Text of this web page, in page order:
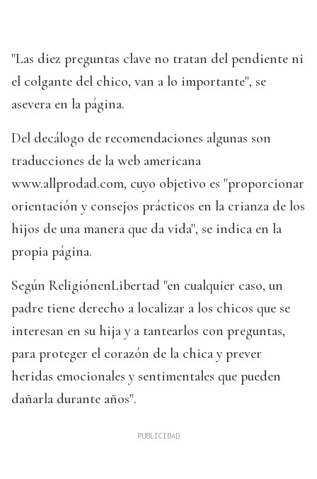
"Las diez preguntas clave no tratan del pendiente ni
el colgante del chico, van a lo importante", se
asevera en la página.
Del decálogo de recomendaciones algunas son
traducciones de la web americana
www.allprodad.com, cuyo objetivo es "proporcionar
orientación y consejos prácticos en la crianza de los
hijos de una manera que da vida", se indica en la
propia página.
Según ReligiónenLibertad "en cualquier caso, un
padre tiene derecho a localizar a los chicos que se
interesan en su hija y a tantearlos con preguntas,
para proteger el corazón de la chica y prever
heridas emocionales y sentimentales que pueden
dañarla durante años".